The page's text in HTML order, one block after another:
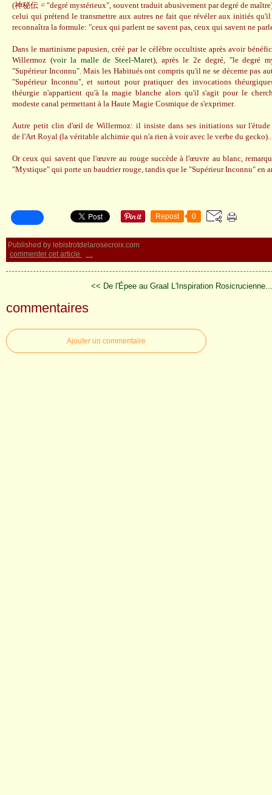
(神秘伝 = "degré mystérieux", souvent traduit abusivement par degré de
celui qui prétend le transmettre aux autres ne fait que révéler aux initiés
reconnaîtra la formule: "ceux qui parlent ne savent pas, ceux qui savent ne
Dans le martinisme papusien, créé par le célèbre occultiste après avoir
Willermoz (voir la malle de Steel-Maret), après le 2e degré, "le degré
"Supérieur Inconnu". Mais les Habitués ont compris qu'il ne se décerne pas
"Supérieur Inconnu", et surtout pour pratiquer des invocations
théurgie n'appartient qu'à la magie blanche alors qu'il s'agit pour le
modeste canal permettant à la Haute Magie Cosmique de s'exprimer.
Autre petit clin d'œil de Willermoz: il insiste dans ses initiations sur l'étude
de l'Art Royal (la véritable alchimie qui n'a rien à voir avec le verbe du
Or ceux qui savent que l'œuvre au rouge succède à l'œuvre au blanc,
"Mystique" qui porte un baudrier rouge, tandis que le "Supérieur Inconnu" en
Repost 0
Published by lebistrotdelarosecroix.com
commenter cet article
…
<< De l'Épee au Graal L'Inspiration
commentaires
Ajouter un commentaire